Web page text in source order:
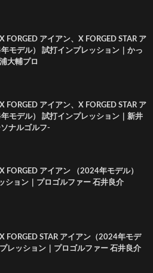
FORGED アイアン、X FORGED STAR ア
モデル） 試打インプレッション｜かっ
大輔プロ
FORGED アイアン、X FORGED STAR ア
モデル） 試打インプレッション｜新井
ナルゴルフ-
FORGED アイアン （2024年モデル）
ション｜プロゴルファー 石井良介
FORGED STAR アイアン（2024年モデ
レッション｜プロゴルファー 石井良介